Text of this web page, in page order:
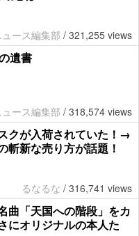
ース編集部 / 321,255 views
遺書
ース編集部 / 318,574 views
クが入荷されていた！→
斬新な売り方が話題！
るなるな / 316,741 views
曲「天国への階段」をカ
にオリジナルの本人た